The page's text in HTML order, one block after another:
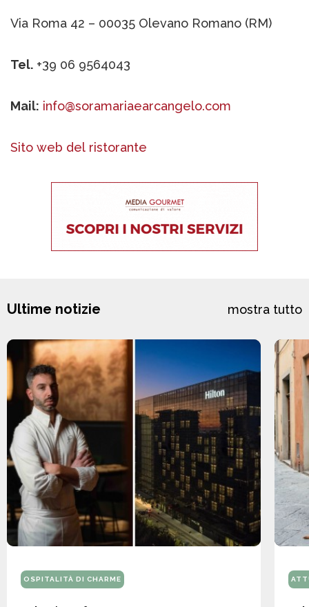
Via Roma 42 – 00035 Olevano Romano (RM)
Tel. +39 06 9564043
Mail: info@soramariaearcangelo.com
Sito web del ristorante
Ultime notizie mostra tutto
OSPITALITÀ DI CHARME